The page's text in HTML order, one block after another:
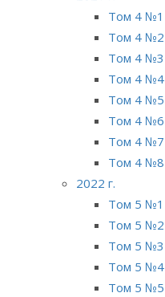
Том 4 №1
Том 4 №2
Том 4 №3
Том 4 №4
Том 4 №5
Том 4 №6
Том 4 №7
Том 4 №8
2022 г.
Том 5 №1
Том 5 №2
Том 5 №3
Том 5 №4
Том 5 №5